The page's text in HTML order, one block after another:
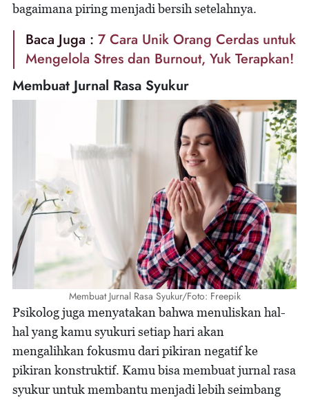
bagaimana piring menjadi bersih setelahnya.
Baca Juga : 7 Cara Unik Orang Cerdas untuk
Mengelola Stres dan Burnout, Yuk Terapkan!
Membuat Jurnal Rasa Syukur
Membuat Jurnal Rasa Syukur/Foto: Freepik
Psikolog juga menyatakan bahwa menuliskan hal-
hal yang kamu syukuri setiap hari akan
mengalihkan fokusmu dari pikiran negatif ke
pikiran konstruktif. Kamu bisa membuat jurnal rasa
syukur untuk membantu menjadi lebih seimbang